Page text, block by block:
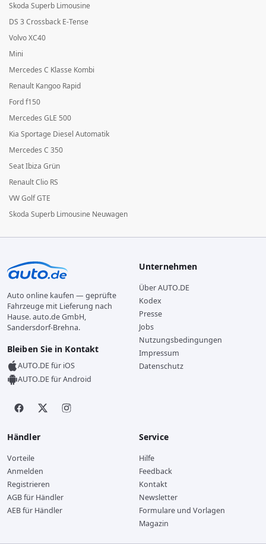
Skoda Superb Limousine
DS 3 Crossback E-Tense
Volvo XC40
Mini
Mercedes C Klasse Kombi
Renault Kangoo Rapid
Ford f150
Mercedes GLE 500
Kia Sportage Diesel Automatik
Mercedes C 350
Seat Ibiza Grün
Renault Clio RS
VW Golf GTE
Skoda Superb Limousine Neuwagen
Auto online kaufen — geprüfte
Fahrzeuge mit Lieferung nach
Hause. auto.de GmbH,
Sandersdorf-Brehna.
Bleiben Sie in Kontakt
AUTO.DE für iOS
AUTO.DE für Android
Unternehmen
Über AUTO.DE
Kodex
Presse
Jobs
Nutzungsbedingungen
Impressum
Datenschutz
Händler
Vorteile
Anmelden
Registrieren
AGB für Händler
AEB für Händler
Service
Hilfe
Feedback
Kontakt
Newsletter
Formulare und Vorlagen
Magazin